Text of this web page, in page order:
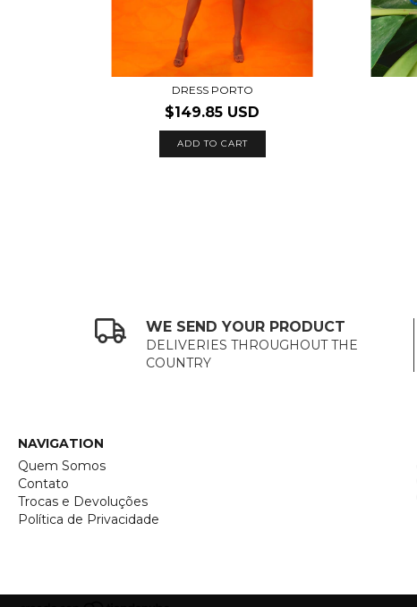
DRESS PORTO
$149.85 USD
ADD TO CART
WE SEND YOUR PRODUCT
DELIVERIES THROUGHOUT THE
COUNTRY
NAVIGATION
Quem Somos
Contato
Trocas e Devoluções
Política de Privacidade